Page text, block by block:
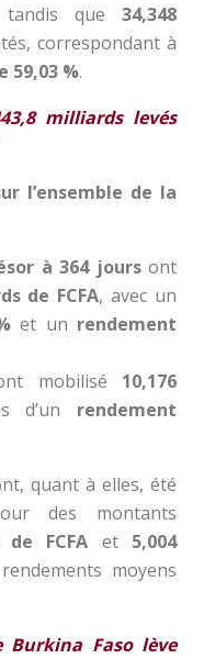
que 34,348
correspondant à
59,03 %.
milliards levés
l’ensemble de la
à 364 joursont
de FCFA, avec un
et un rendement
mobilisé 10,176
d’un rendement
quant à elles, été
des montants
FCFA et 5,004
moyens
Burkina Faso lève